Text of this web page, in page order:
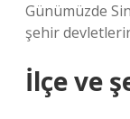
Günümüzde
şehir
İlçe ve